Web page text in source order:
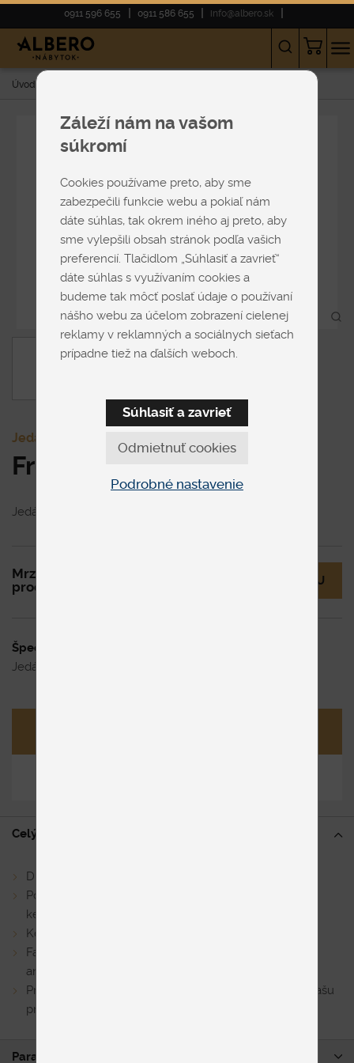
0911 596 655 0911 586 655 info@albero.sk
Úvod
Jedálenské stoly
Freccia
Jedálenský stôl v modernom štýle s rozkladom.
Mrzí nás to, ale tento
produkt už nie je v ponuke.
MÁM OTÁZKU
Špecifikácia uvedenej ceny
Jedálenský stôl v modernom štýle s rozkladom.
Celý popis
Dizajnový moderný jedálenský stôl s rozkladom
Povrchové materiály – melamin, sklo, laminát alebo
keramika
Kovová podnož s unikátnym tvarovaním
Farebné prevedenie podnože: čierna, bronzová, biela,
antracit alebo corten
Pre viac info ohľadom ďalších variantov, kontaktujte našu
predajňu
Parametre produktu
Záleží nám na vašom
súkromí
Cookies používame preto, aby sme
zabezpečili funkcie webu a pokiaľ nám
dáte súhlas, tak okrem iného aj preto, aby
sme vylepšili obsah stránok podľa vašich
preferencií. Tlačidlom „Súhlasiť a zavrieť“
dáte súhlas s využívaním cookies a
budeme tak môcť poslať údaje o používaní
nášho webu za účelom zobrazení cielenej
reklamy v reklamných a sociálnych sieťach
prípadne tiež na ďalších weboch.
Odmietnuť cookies
Súhlasiť a zavrieť
Podrobné nastavenie